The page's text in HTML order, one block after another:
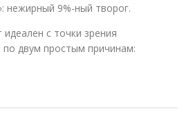
нежирный 9%-ный творог.
с точки зрения
по двум простым причинам: